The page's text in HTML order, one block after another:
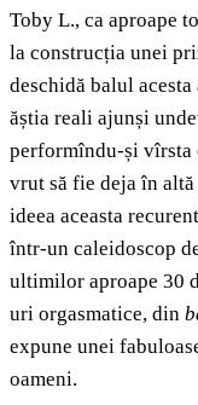
Toby L., ca aproape
la construcția unei
deschidă balul
ăștia reali ajunși
performîndu-și vîrsta
vrut să fie deja în
ideea aceasta
într-un caleidoscop
ultimilor aproape 30
uri orgasmatice, din
expune unei
oameni.